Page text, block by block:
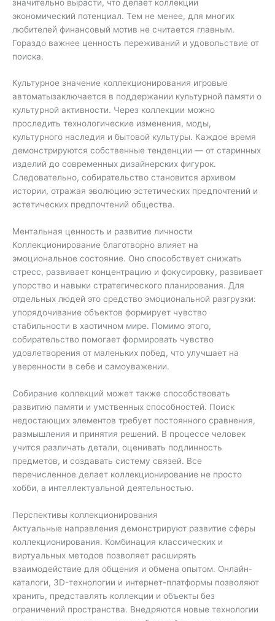
значительно вырасти, что делает коллекции
экономический потенциал. Тем не менее, для многих
любителей финансовый мотив не считается главным.
Гораздо важнее ценность переживаний и удовольствие от
поиска.
Культурное значение коллекционирования игровые
автоматызаключается в поддержании культурной памяти о
культурной активности. Через коллекции можно
проследить технологические изменения, моды,
культурного наследия и бытовой культуры. Каждое время
демонстрируются собственные тенденции — от старинных
изделий до современных дизайнерских фигурок.
Следовательно, собирательство становится архивом
истории, отражая эволюцию эстетических предпочтений и
эстетических предпочтений общества.
Ментальная ценность и развитие личности
Коллекционирование благотворно влияет на
эмоциональное состояние. Оно способствует снижать
стресс, развивает концентрацию и фокусировку, развивает
упорство и навыки стратегического планирования. Для
отдельных людей это средство эмоциональной разгрузки:
упорядочивание объектов формирует чувство
стабильности в хаотичном мире. Помимо этого,
собирательство помогает формировать чувство
удовлетворения от маленьких побед, что улучшает на
уверенности в себе и самоуважении.
Собирание коллекций может также способствовать
развитию памяти и умственных способностей. Поиск
недостающих элементов требует постоянного сравнения,
размышления и принятия решений. В процессе человек
учится различать детали, оценивать подлинность
предметов, и создавать систему связей. Все
перечисленное делает коллекционирование не просто
хобби, а интеллектуальной деятельностью.
Перспективы коллекционирования
Актуальные направления демонстрируют развитие сферы
коллекционирования. Комбинация классических и
виртуальных методов позволяет расширять
взаимодействие для общения и обмена опытом. Онлайн-
каталоги, 3D-технологии и интернет-платформы позволяют
хранить, представлять коллекции и объекты без
ограничений пространства. Внедряются новые технологии